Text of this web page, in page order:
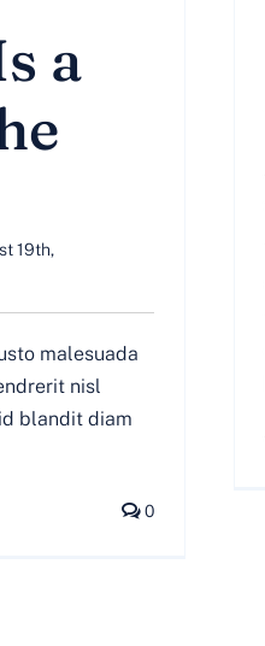
a
19th,
malesuada
nisl
blandit diam
0